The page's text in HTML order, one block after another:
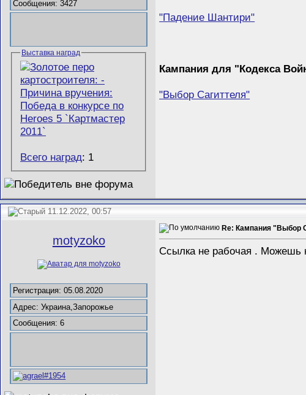
Сообщения: 3427
Выставка наград
Всего наград: 1
"Падение Шантири"
Кампания для "Кодекса
"Выбор Сагиттеля"
11.12.2022, 00:57
motyzoko
Регистрация: 05.08.2020
Адрес: Украина,Запорожье
Сообщения: 6
Re: Кампания "Выбор
Ссылка не рабочая . Можешь